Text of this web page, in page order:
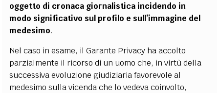
oggetto di cronaca giornalistica incidendo in
modo significativo sul profilo e sull’immagine del
medesimo.
Nel caso in esame, il Garante Privacy ha accolto
parzialmente il ricorso di un uomo che, in virtù della
successiva evoluzione giudiziaria favorevole al
medesimo sulla vicenda che lo vedeva coinvolto,